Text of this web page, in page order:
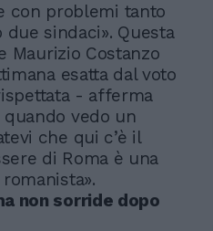
con problemi tanto
sindaci». Questa
Maurizio Costanzo
esatta dal voto
- afferma
vedo un
che qui c’è il
di Roma è una
non sorride dopo